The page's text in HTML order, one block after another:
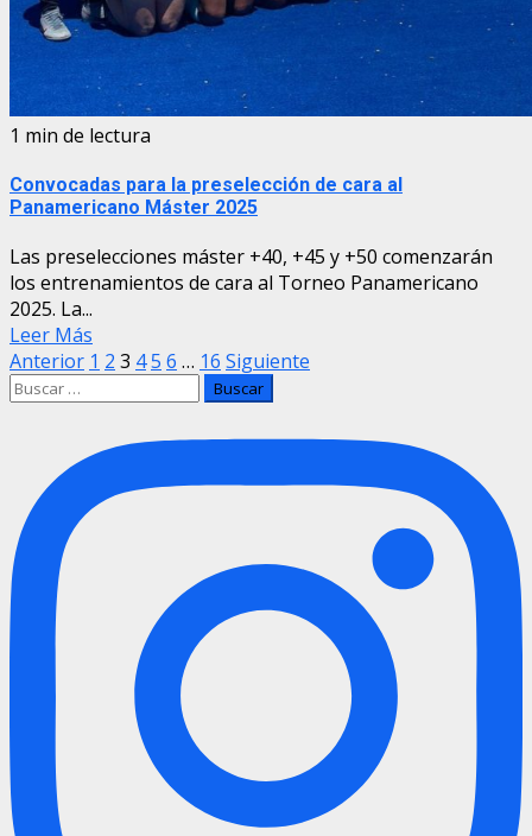
1 min de lectura
Convocadas para la preselección de cara al
Panamericano Máster 2025
Las preselecciones máster +40, +45 y +50 comenzarán
los entrenamientos de cara al Torneo Panamericano
2025. La...
Leer Más
Paginación
de
Anterior 1 2 3 45 6 … 16 Siguiente
Buscar: